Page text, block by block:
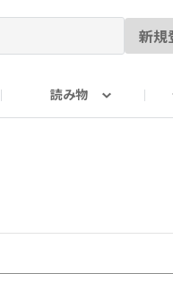
新規
読み物